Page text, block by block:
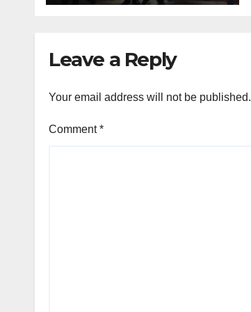
Leave a Reply
Your email address will not be published.
Comment*